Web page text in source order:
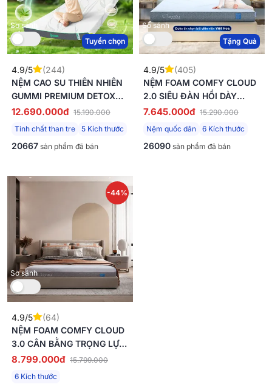
So sánh
Tuyển chọn
4.9/5
(244)
NỆM CAO SU THIÊN NHIÊN
GUMMI PREMIUM DETOX
GIẤC NGỦ
12.690.000đ 15.190.000
Tinh chất than tre
5 Kích thước
20667 sản phẩm đã bán
So sánh
Tặng Quà
4.9/5
(405)
NỆM FOAM COMFY CLOUD
2.0 SIÊU ĐÀN HỒI DÀY
15CM
7.645.000đ 15.290.000
Nệm quốc dân
6 Kích thước
26090 sản phẩm đã bán
So sánh
-44%
4.9/5
(64)
NỆM FOAM COMFY CLOUD
3.0 CÂN BẰNG TRỌNG LỰC
DÀY 18CM
8.799.000đ 15.799.000
6 Kích thước